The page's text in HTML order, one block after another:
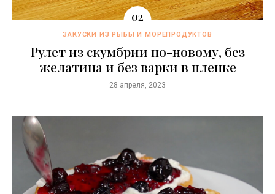
ЗАКУСКИ ИЗ РЫБЫ И МОРЕПРОДУКТОВ
Рулет из скумбрии по-новому, без
желатина и без варки в пленке
28 апреля, 2023